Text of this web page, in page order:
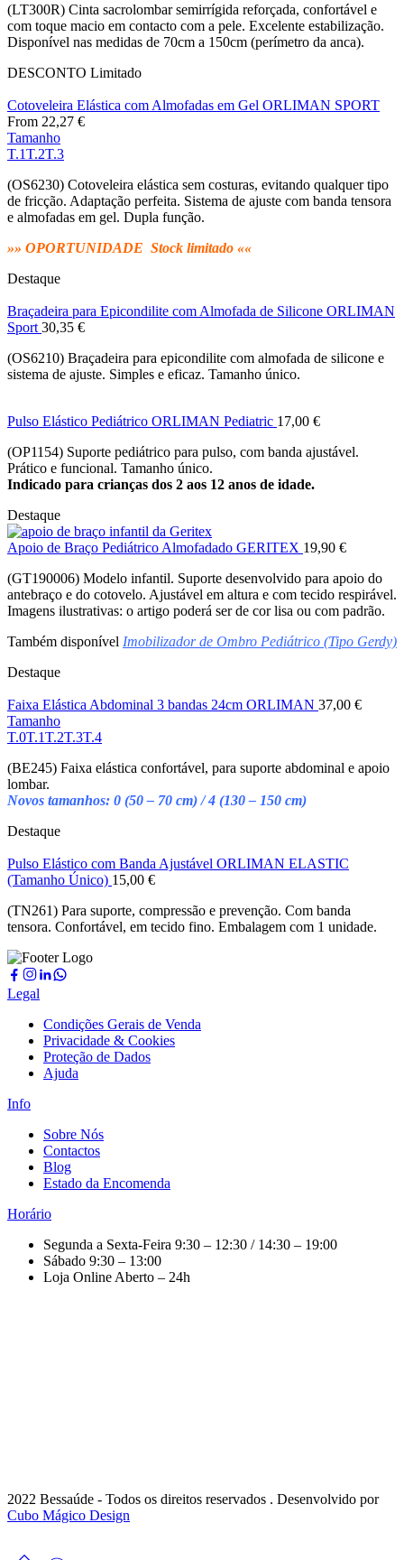
(LT300R) Cinta sacrolombar semirrígida reforçada, confortável e
com toque macio em contacto com a pele. Excelente estabilização.
Disponível nas medidas de 70cm a 150cm (perímetro da anca).
DESCONTO Limitado
Cotoveleira Elástica com Almofadas em Gel ORLIMAN SPORT
From 22,27 €
Tamanho
T.1T.2T.3
(OS6230) Cotoveleira elástica sem costuras, evitando qualquer tipo
de fricção. Adaptação perfeita. Sistema de ajuste com banda tensora
e almofadas em gel. Dupla função.
»» OPORTUNIDADE Stock limitado ««
Destaque
Braçadeira para Epicondilite com Almofada de Silicone ORLIMAN
Sport 30,35 €
(OS6210) Braçadeira para epicondilite com almofada de silicone e
sistema de ajuste. Simples e eficaz. Tamanho único.
Pulso Elástico Pediátrico ORLIMAN Pediatric 17,00 €
(OP1154) Suporte pediátrico para pulso, com banda ajustável.
Prático e funcional. Tamanho único.
Indicado para crianças dos 2 aos 12 anos de idade.
Destaque
Apoio de Braço Pediátrico Almofadado GERITEX 19,90 €
(GT190006) Modelo infantil. Suporte desenvolvido para apoio do
antebraço e do cotovelo. Ajustável em altura e com tecido respirável.
Imagens ilustrativas: o artigo poderá ser de cor lisa ou com padrão.
Também disponível Imobilizador de Ombro Pediátrico (Tipo Gerdy)
Destaque
Faixa Elástica Abdominal 3 bandas 24cm ORLIMAN 37,00 €
Tamanho
T.0T.1T.2T.3T.4
(BE245) Faixa elástica confortável, para suporte abdominal e apoio
lombar.
Novos tamanhos: 0 (50 – 70 cm) / 4 (130 – 150 cm)
Destaque
Pulso Elástico com Banda Ajustável ORLIMAN ELASTIC
(Tamanho Único) 15,00 €
(TN261) Para suporte, compressão e prevenção. Com banda
tensora. Confortável, em tecido fino. Embalagem com 1 unidade.
Legal
Condições Gerais de Venda
Privacidade & Cookies
Proteção de Dados
Ajuda
Info
Sobre Nós
Contactos
Blog
Estado da Encomenda
Horário
Segunda a Sexta-Feira 9:30 – 12:30 / 14:30 – 19:00
Sábado 9:30 – 13:00
Loja Online Aberto – 24h
2022 Bessaúde - Todos os direitos reservados . Desenvolvido por
Cubo Mágico Design